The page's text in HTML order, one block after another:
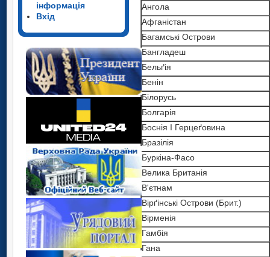
інформація
Вхід
Ангола
Афганістан
Багамські Острови
Бангладеш
Бельґія
Бенін
Білорусь
Болгарія
Боснія І Герцеґовина
Бразілія
Буркіна-Фасо
Велика Британія
В'єтнам
Вірґінські Острови (Брит.)
Вірменія
Гамбія
Гана